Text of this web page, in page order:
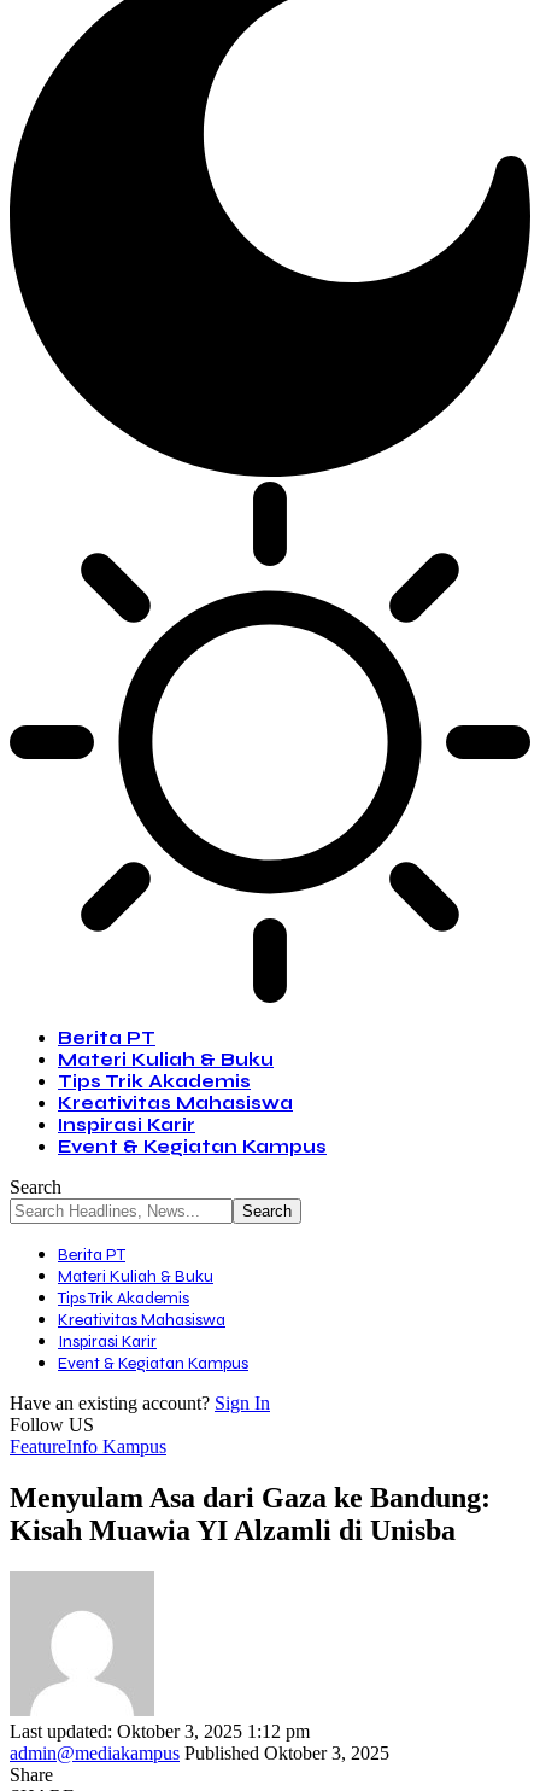
Berita PT
Materi Kuliah & Buku
Tips Trik Akademis
Kreativitas Mahasiswa
Inspirasi Karir
Event & Kegiatan Kampus
Search
Berita PT
Materi Kuliah & Buku
Tips Trik Akademis
Kreativitas Mahasiswa
Inspirasi Karir
Event & Kegiatan Kampus
Have an existing account? Sign In
Follow US
FeatureInfo Kampus
Menyulam Asa dari Gaza ke Bandung:
Kisah Muawia YI Alzamli di Unisba
Last updated: Oktober 3, 2025 1:12 pm
admin@mediakampus Published Oktober 3, 2025
Share